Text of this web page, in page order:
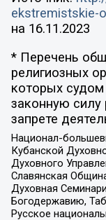
ekstremistskie-
на 16.11.2023
* Перечень
религиозных
которых
законную
запрете
Национал-
Кубанской
Духовного
Славянская
Духовная
Богодержавию,
Русское